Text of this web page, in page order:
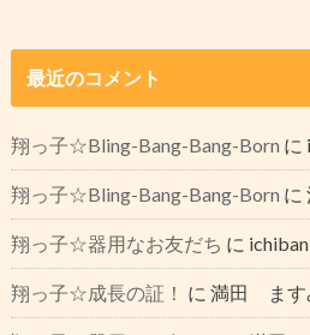
最近のコメント
翔っ子☆Bling-Bang-Bang-Born に
翔っ子☆Bling-Bang-Bang-Born に
翔っ子☆器用なお友だち に
翔っ子☆成長の証！ に 満田 ます